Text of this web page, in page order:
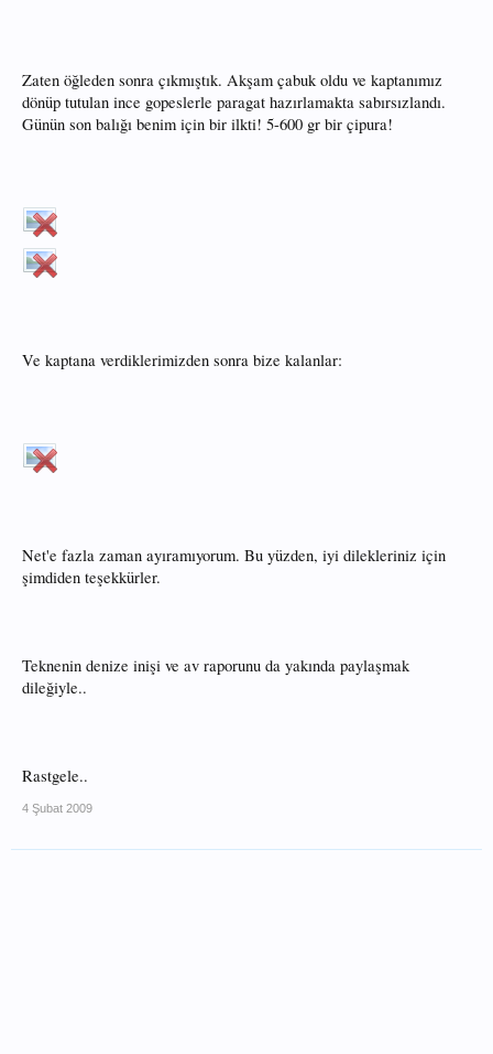
Zaten öğleden sonra çıkmıştık. Akşam çabuk oldu ve kaptanımız
dönüp tutulan ince gopeslerle paragat hazırlamakta sabırsızlandı.
Günün son balığı benim için bir ilkti! 5-600 gr bir çipura!
Ve kaptana verdiklerimizden sonra bize kalanlar:
Net'e fazla zaman ayıramıyorum. Bu yüzden, iyi dilekleriniz için
şimdiden teşekkürler.
Teknenin denize inişi ve av raporunu da yakında paylaşmak
dileğiyle..
Rastgele..
4 Şubat 2009